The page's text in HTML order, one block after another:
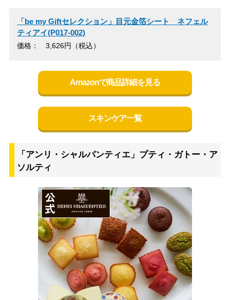
「be my Giftセレクション」目元金箔シート ネフェル
ティアイ(P017-002)
価格： 3,626円（税込）
Amazonで商品詳細を見る
スキンケア一覧
「アンリ・シャルパンティエ」プティ・ガトー・ア
ソルティ